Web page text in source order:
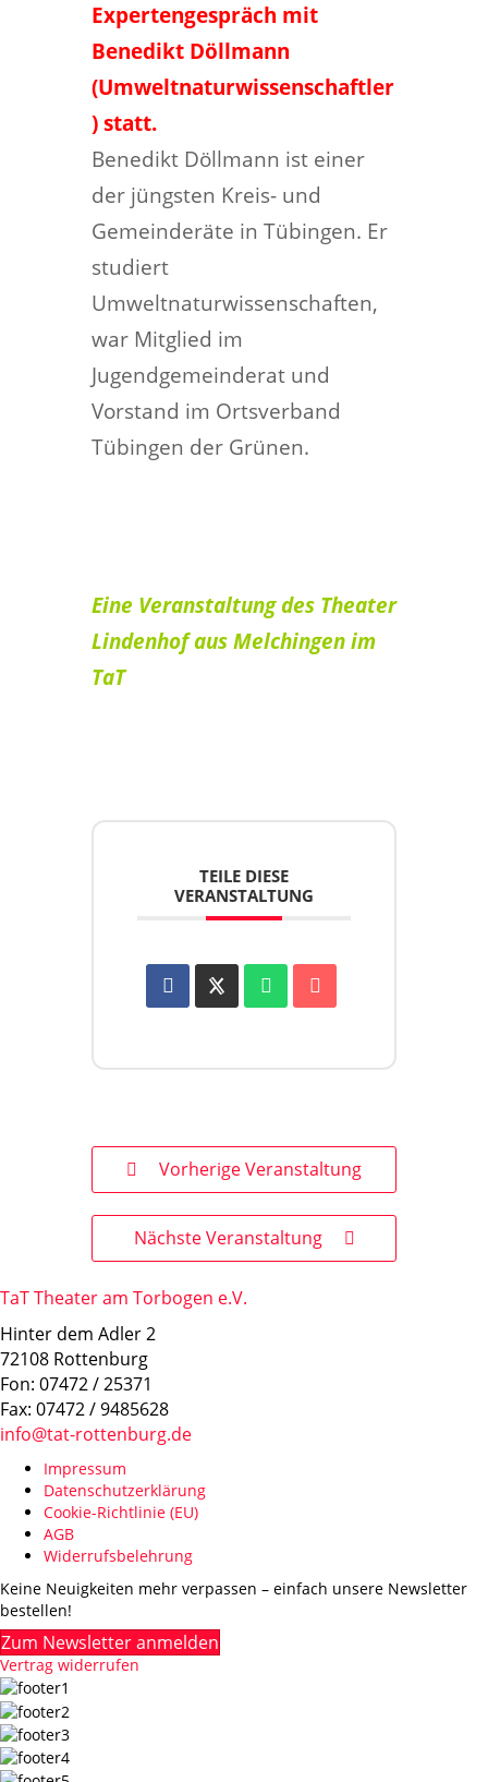
Expertengespräch mit
Benedikt Döllmann
(Umweltnaturwissenschaftler
) statt.
Benedikt Döllmann ist einer
der jüngsten Kreis- und
Gemeinderäte in Tübingen. Er
studiert
Umweltnaturwissenschaften,
war Mitglied im
Jugendgemeinderat und
Vorstand im Ortsverband
Tübingen der Grünen.
Eine Veranstaltung des Theater
Lindenhof aus Melchingen im
TaT
TEILE DIESE
VERANSTALTUNG
Vorherige Veranstaltung
Nächste Veranstaltung
TaT Theater am Torbogen e.V.
Hinter dem Adler 2
72108 Rottenburg
Fon: 07472 / 25371
Fax: 07472 / 9485628
info@tat-rottenburg.de
Impressum
Datenschutzerklärung
Cookie-Richtlinie (EU)
AGB
Widerrufsbelehrung
Keine Neuigkeiten mehr verpassen – einfach unsere Newsletter
bestellen!
Zum Newsletter anmelden
Vertrag widerrufen